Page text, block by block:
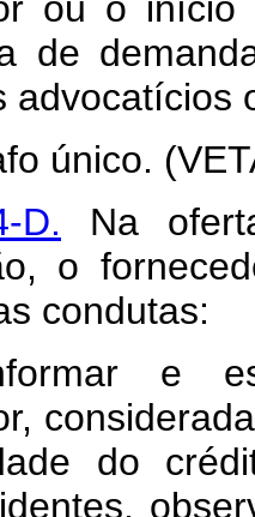
de
advocatícios
único.
D. Na
o
condutas:
e
do